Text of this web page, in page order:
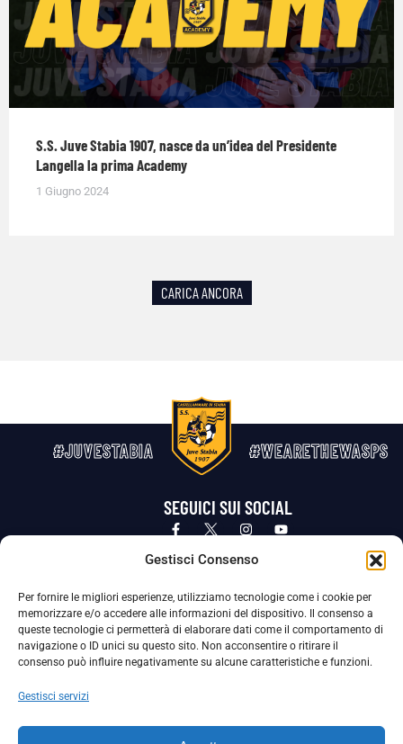
Gestisci Consenso
Per fornire le migliori esperienze, utilizziamo tecnologie come i cookie per
memorizzare e/o accedere alle informazioni del dispositivo. Il consenso a
queste tecnologie ci permetterà di elaborare dati come il comportamento di
navigazione o ID unici su questo sito. Non acconsentire o ritirare il
consenso può influire negativamente su alcune caratteristiche e funzioni.
Gestisci servizi
S.S. Juve Stabia 1907, nasce da un’idea del Presidente
Langella la prima Academy
1 Giugno 2024
CARICA ANCORA
#JUVESTABIA #WEARETHEWASPS
SEGUICI SUI SOCIAL
Privacy Policy Cookie Policy
La Società ha nominato il Responsabile della Protezione dei Dati Personali (DPO), figura specializzata che vigila sulle modalità
adottate dalla nostra Società per tutelare i Suoi dati personali.
Per contattare il DPO può scrivere a